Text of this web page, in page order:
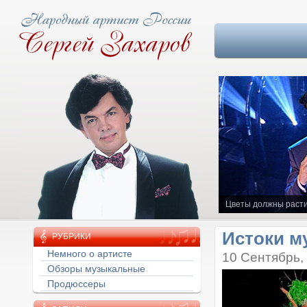
Цветы должны
РУБРИКИ
Немного о артисте
Обзоры музыкальные
Продюссеры
Истоки
10 Сентябрь,